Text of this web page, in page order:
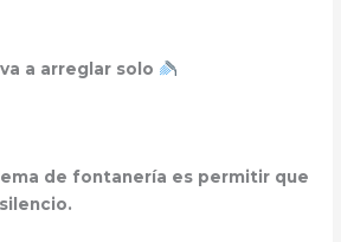
a arreglar solo
de fontanería es permitir que